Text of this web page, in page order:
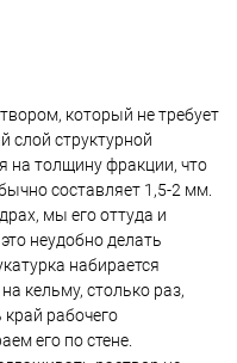
который не требует
слой структурной
на толщину фракции, что
составляет 1,5-2 мм.
мы его оттуда и
неудобно делать
набирается
кельму, столько раз,
рабочего
его по стене.